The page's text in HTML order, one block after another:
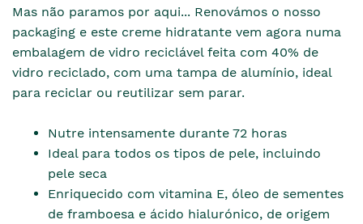
Mas não paramos por aqui... Renovámos o nosso
packaging e este creme hidratante vem agora numa
embalagem de vidro reciclável feita com 40% de
vidro reciclado, com uma tampa de alumínio, ideal
para reciclar ou reutilizar sem parar.
Nutre intensamente durante 72 horas
Ideal para todos os tipos de pele, incluindo
pele seca
Enriquecido com vitamina E, óleo de sementes
de framboesa e ácido hialurónico, de origem